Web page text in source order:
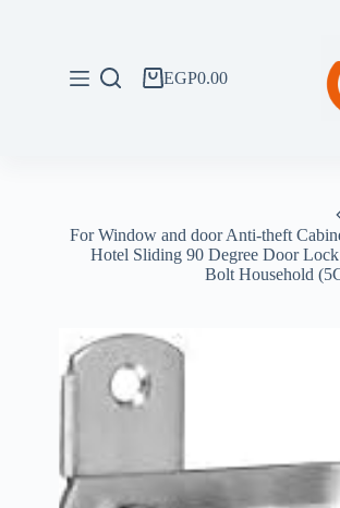
عربةEGP0.00
-For Window and door Anti-theft
Hotel Sliding 90 Degree Door Lock
Bolt Household